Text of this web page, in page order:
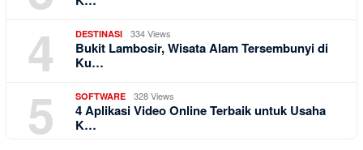
4 DESTINASI 334 Views
Bukit Lambosir, Wisata Alam Tersembunyi di
Ku…
5 SOFTWARE 328 Views
4 Aplikasi Video Online Terbaik untuk Usaha
K…